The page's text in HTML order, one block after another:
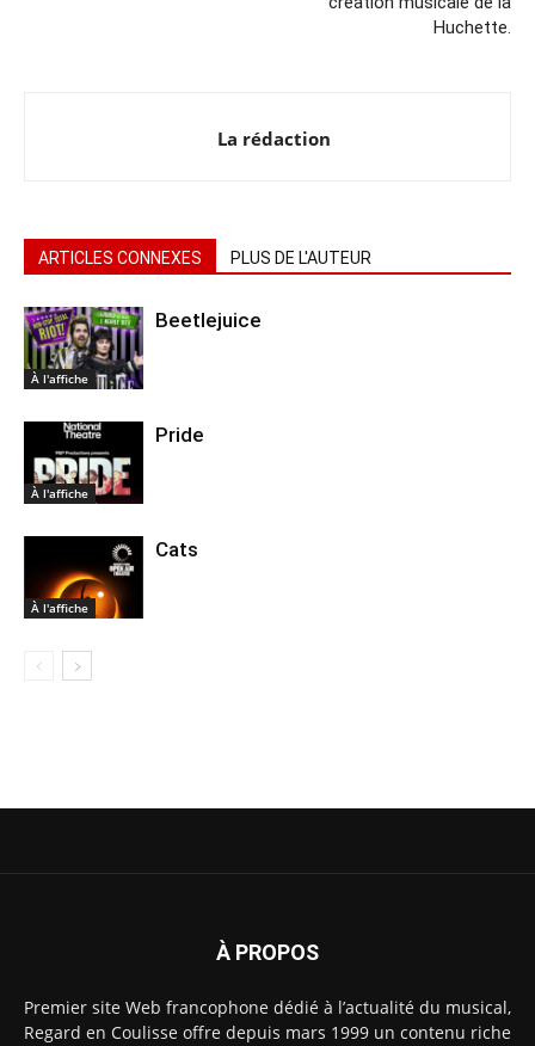
Huchette.
La rédaction
ARTICLES CONNEXES PLUS DE L'AUTEUR
À l'affiche
Beetlejuice
À l'affiche
Pride
À l'affiche
Cats
À PROPOS
Premier site Web francophone dédié à l’actualité du musical,
Regard en Coulisse offre depuis mars 1999 un contenu riche